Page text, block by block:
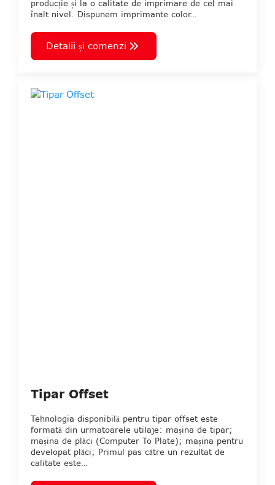
producție și la o calitate de imprimare de cel mai
înalt nivel. Dispunem imprimante color…
Detalii și comenzi
Tipar Offset
Tehnologia disponibilă pentru tipar offset este
formată din urmatoarele utilaje: mașina de tipar;
mașina de plăci (Computer To Plate); mașina pentru
developat plăci; Primul pas către un rezultat de
calitate este…